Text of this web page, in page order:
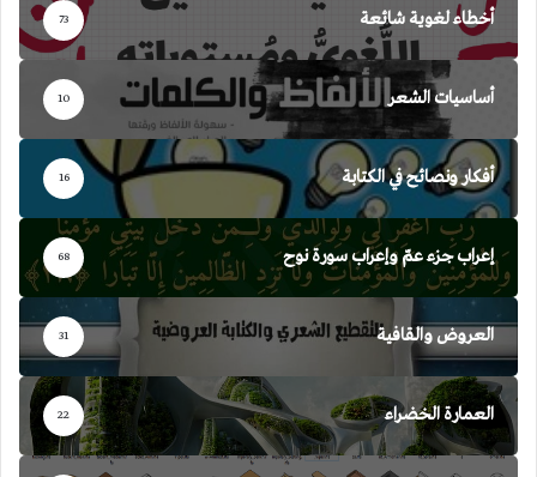
أخطاء لغوية شائعة 73
أساسيات الشعر 10
أفكار ونصائح في الكتابة 16
إعراب جزء عمّ وإعراب سورة نوح 68
العروض والقافية 31
العمارة الخضراء 22